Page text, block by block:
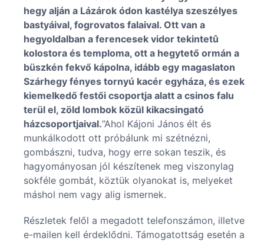
hegy alján a Lázárok ódon kastélya szeszélyes
bastyáival, fogrovatos falaival. Ott van a
hegyoldalban a ferencesek vidor tekintetû
kolostora és temploma, ott a hegytető ormán a
büszkén fekvő kápolna, idább egy magaslaton
Szárhegy fényes tornyú kacér egyháza, és ezek
kiemelkedő festői csoportja alatt a csinos falu
terül el, zöld lombok közül kikacsingató
házcsoportjaival.”Ahol Kájoni János élt és
munkálkodott ott próbálunk mi szétnézni,
gombászni, tudva, hogy erre sokan teszik, és
hagyományosan jól készítenek meg viszonylag
sokféle gombát, köztük olyanokat is, melyeket
máshol nem vagy alig ismernek.
Részletek felől a megadott telefonszámon, illetve
e-mailen kell érdeklődni. Támogatottság esetén a